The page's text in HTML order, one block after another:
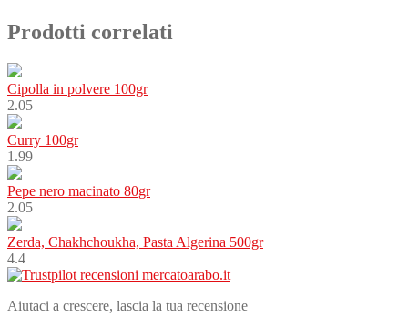
Prodotti correlati
Cipolla in polvere 100gr
2.05
Curry 100gr
1.99
Pepe nero macinato 80gr
2.05
Zerda, Chakhchoukha, Pasta Algerina 500gr
4.4
Aiutaci a crescere, lascia la tua recensione